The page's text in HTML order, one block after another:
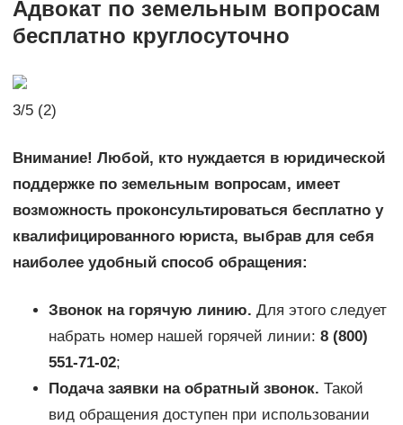
Адвокат по земельным вопросам
бесплатно круглосуточно
3/5 (2)
Внимание! Любой, кто нуждается в юридической
поддержке по земельным вопросам, имеет
возможность проконсультироваться бесплатно у
квалифицированного юриста, выбрав для себя
наиболее удобный способ обращения:
Звонок на горячую линию. Для этого следует
набрать номер нашей горячей линии: 8 (800)
551-71-02;
Подача заявки на обратный звонок. Такой
вид обращения доступен при использовании